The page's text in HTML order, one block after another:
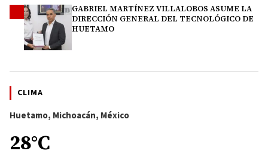
GABRIEL MARTÍNEZ VILLALOBOS ASUME LA
DIRECCIÓN GENERAL DEL TECNOLÓGICO DE
HUETAMO
CLIMA
Huetamo, Michoacán, México
28°C